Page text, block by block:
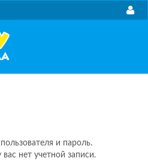
и пароль.
вас нет учетной записи.